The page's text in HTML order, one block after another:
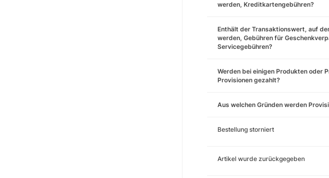
werden, Kreditkartengebühren?
Enthält der Transaktionswert, auf
werden, Gebühren für
Servicegebühren?
Werden bei einigen Produkten oder
Provisionen gezahlt?
Aus welchen Gründen werden
Bestellung storniert
Artikel wurde zurückgegeben